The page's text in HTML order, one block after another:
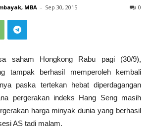
MBA - Sep 30, 2015 0
saham Hongkong Rabu pagi (30/9),
tampak berhasil memperoleh kembali
paska tertekan hebat diperdagangan
pergerakan indeks Hang Seng masih
harga minyak dunia yang berhasil
AS tadi malam.